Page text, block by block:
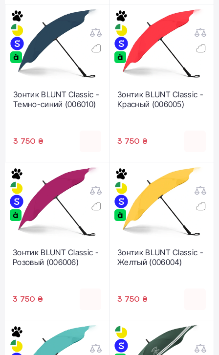
Зонтик BLUNT Classic -
Темно-синий (006010)
3 750 ₴
Зонтик BLUNT Classic -
Красный (006005)
3 750 ₴
Зонтик BLUNT Classic -
Розовый (006006)
3 750 ₴
Зонтик BLUNT Classic -
Желтый (006004)
3 750 ₴